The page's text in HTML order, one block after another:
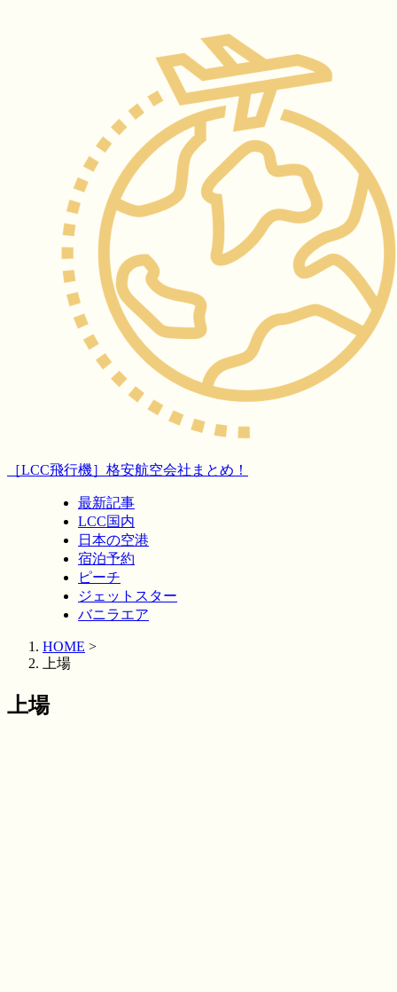
［LCC飛行機］格安航空会社まとめ！
最新記事
LCC国内
日本の空港
宿泊予約
ピーチ
ジェットスター
バニラエア
HOME >
上場
上場